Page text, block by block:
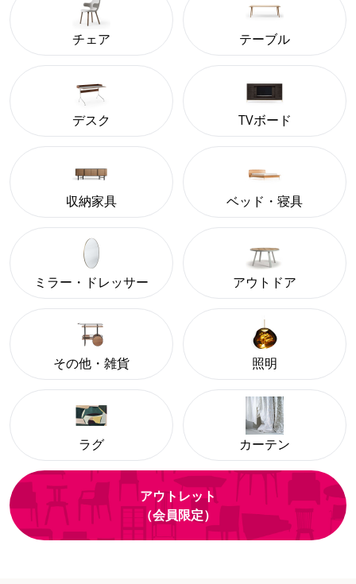
チェア テーブル
デスク TVボード
収納家具 ベッド・寝具
ミラー・ドレッサー アウトドア
その他・雑貨 照明
ラグ カーテン
アウトレット
（会員限定）